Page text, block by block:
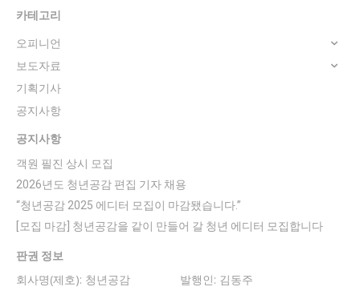
카테고리
오피니언
보도자료
기획기사
공지사항
공지사항
객원 필진 상시 모집
2026년도 청년공감 편집 기자 채용
“청년공감 2025 에디터 모집이 마감됐습니다.”
[모집 마감] 청년공감을 같이 만들어 갈 청년 에디터 모집합니다
판권 정보
회사명(제호): 청년공감 발행인: 김동주